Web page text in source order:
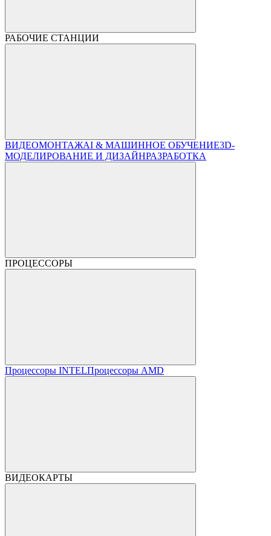
РАБОЧИЕ СТАНЦИИ
ВИДЕОМОНТАЖAI & МАШИННОЕ ОБУЧЕНИЕ3D-
МОДЕЛИРОВАНИЕ И ДИЗАЙНРАЗРАБОТКА
ПРОЦЕССОРЫ
Процессоры INTELПроцессоры AMD
ВИДЕОКАРТЫ